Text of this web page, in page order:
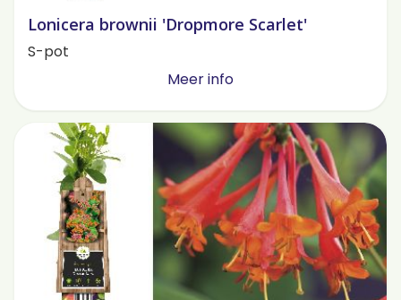
Lonicera brownii 'Dropmore Scarlet'
S-pot
Meer info